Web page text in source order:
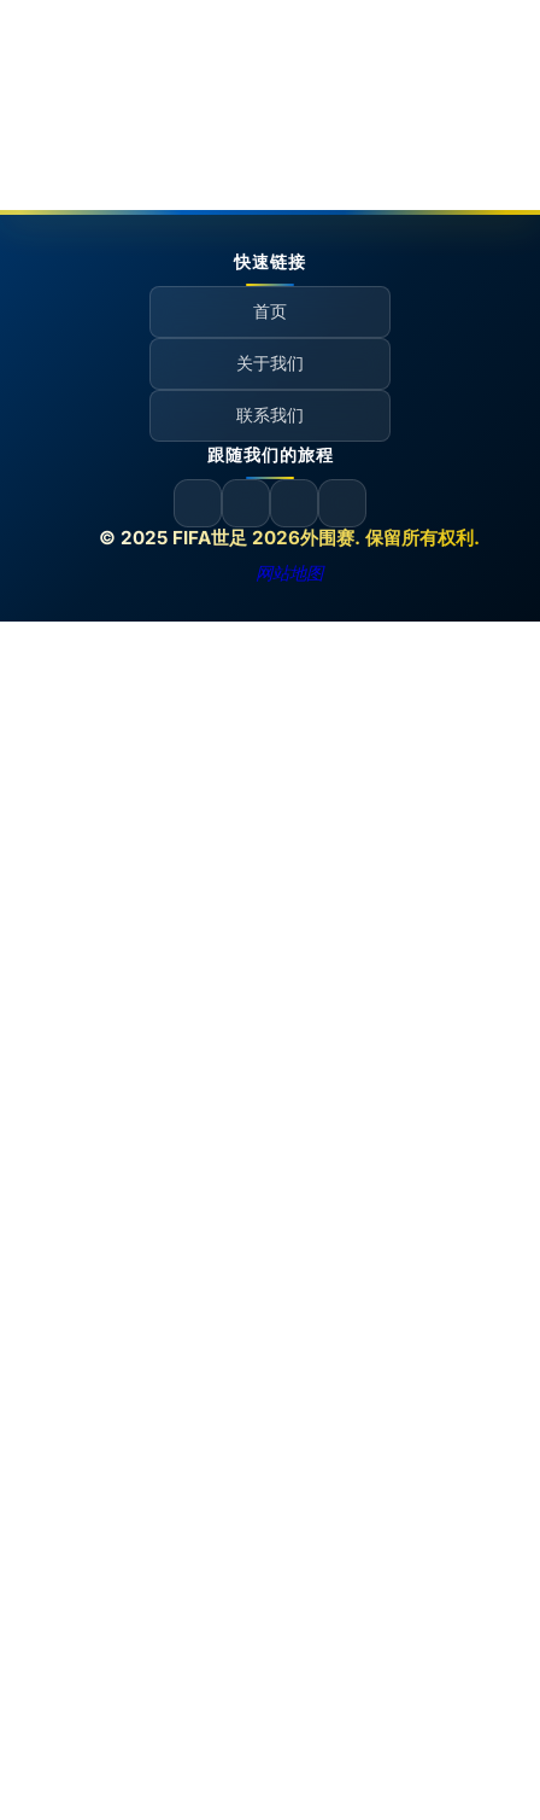
© 2025 FIFA世足 2026外围赛. 保留所有权利.
网站地图
快速链接
首页
关于我们
联系我们
跟随我们的旅程